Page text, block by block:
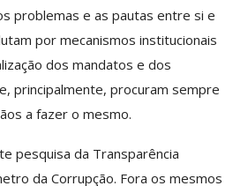
problemas e as pautas entre si e
por mecanismos institucionais
dos mandatos e dos
principalmente, procuram sempre
a fazer o mesmo.
pesquisa da Transparência
da Corrupção. Fora os mesmos